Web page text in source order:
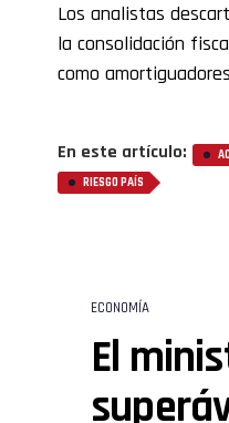
Los analistas
la consolidación
como
En este artículo:
RIESGO PAÍS
ECONOMÍA
El